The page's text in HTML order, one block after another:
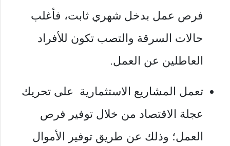
فرص عمل بدخل شهري ثابت، فأغلب
حالات السرقة والتصب تكون للأفراد
العاطلين عن العمل.
تعمل المشاريع الاستثمارية على تحريك
عجلة الاقتصاد من خلال توفير فرص
العمل؛ وذلك عن طريق توفير الأموال